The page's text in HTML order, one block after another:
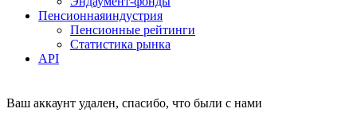
Пенсионнаяиндустрия
Пенсионные рейтинги
Статистика рынка
API
Ваш аккаунт удален, спасибо, что были с нами